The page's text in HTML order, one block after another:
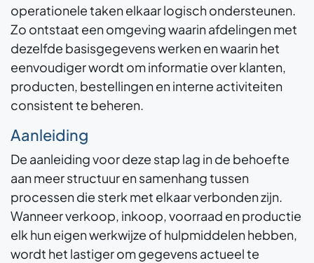
operationele taken elkaar logisch ondersteunen.
Zo ontstaat een omgeving waarin afdelingen met
dezelfde basisgegevens werken en waarin het
eenvoudiger wordt om informatie over klanten,
producten, bestellingen en interne activiteiten
consistent te beheren.
Aanleiding
De aanleiding voor deze stap lag in de behoefte
aan meer structuur en samenhang tussen
processen die sterk met elkaar verbonden zijn.
Wanneer verkoop, inkoop, voorraad en productie
elk hun eigen werkwijze of hulpmiddelen hebben,
wordt het lastiger om gegevens actueel te